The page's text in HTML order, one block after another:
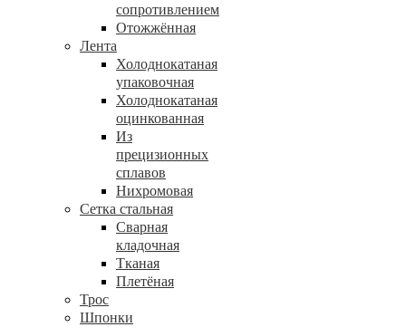
сопротивлением
Отожжённая
Лента
Холоднокатаная
упаковочная
Холоднокатаная
оцинкованная
Из
прецизионных
сплавов
Нихромовая
Сетка стальная
Сварная
кладочная
Тканая
Плетёная
Трос
Шпонки